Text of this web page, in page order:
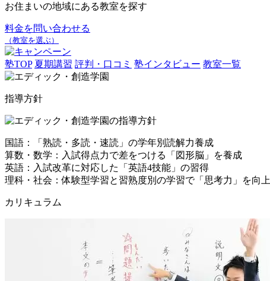
お住まいの地域にある教室を探す
料金を問い合わせる
（教室を選ぶ）
塾TOP 夏期講習 評判・口コミ 塾インタビュー 教室一覧
指導方針
国語：「熟読・多読・速読」の学年別読解力養成
算数・数学：入試得点力で差をつける「図形脳」を養成
英語：入試改革に対応した「英語4技能」の習得
理科・社会：体験型学習と習熟度別の学習で「思考力」を向上
カリキュラム